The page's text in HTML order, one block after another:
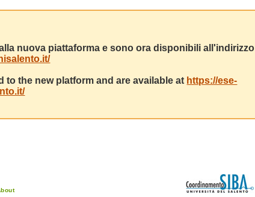
nuova piattaforma e sono ora disponibili all'indirizzo
the new platform and are available at https://ese-